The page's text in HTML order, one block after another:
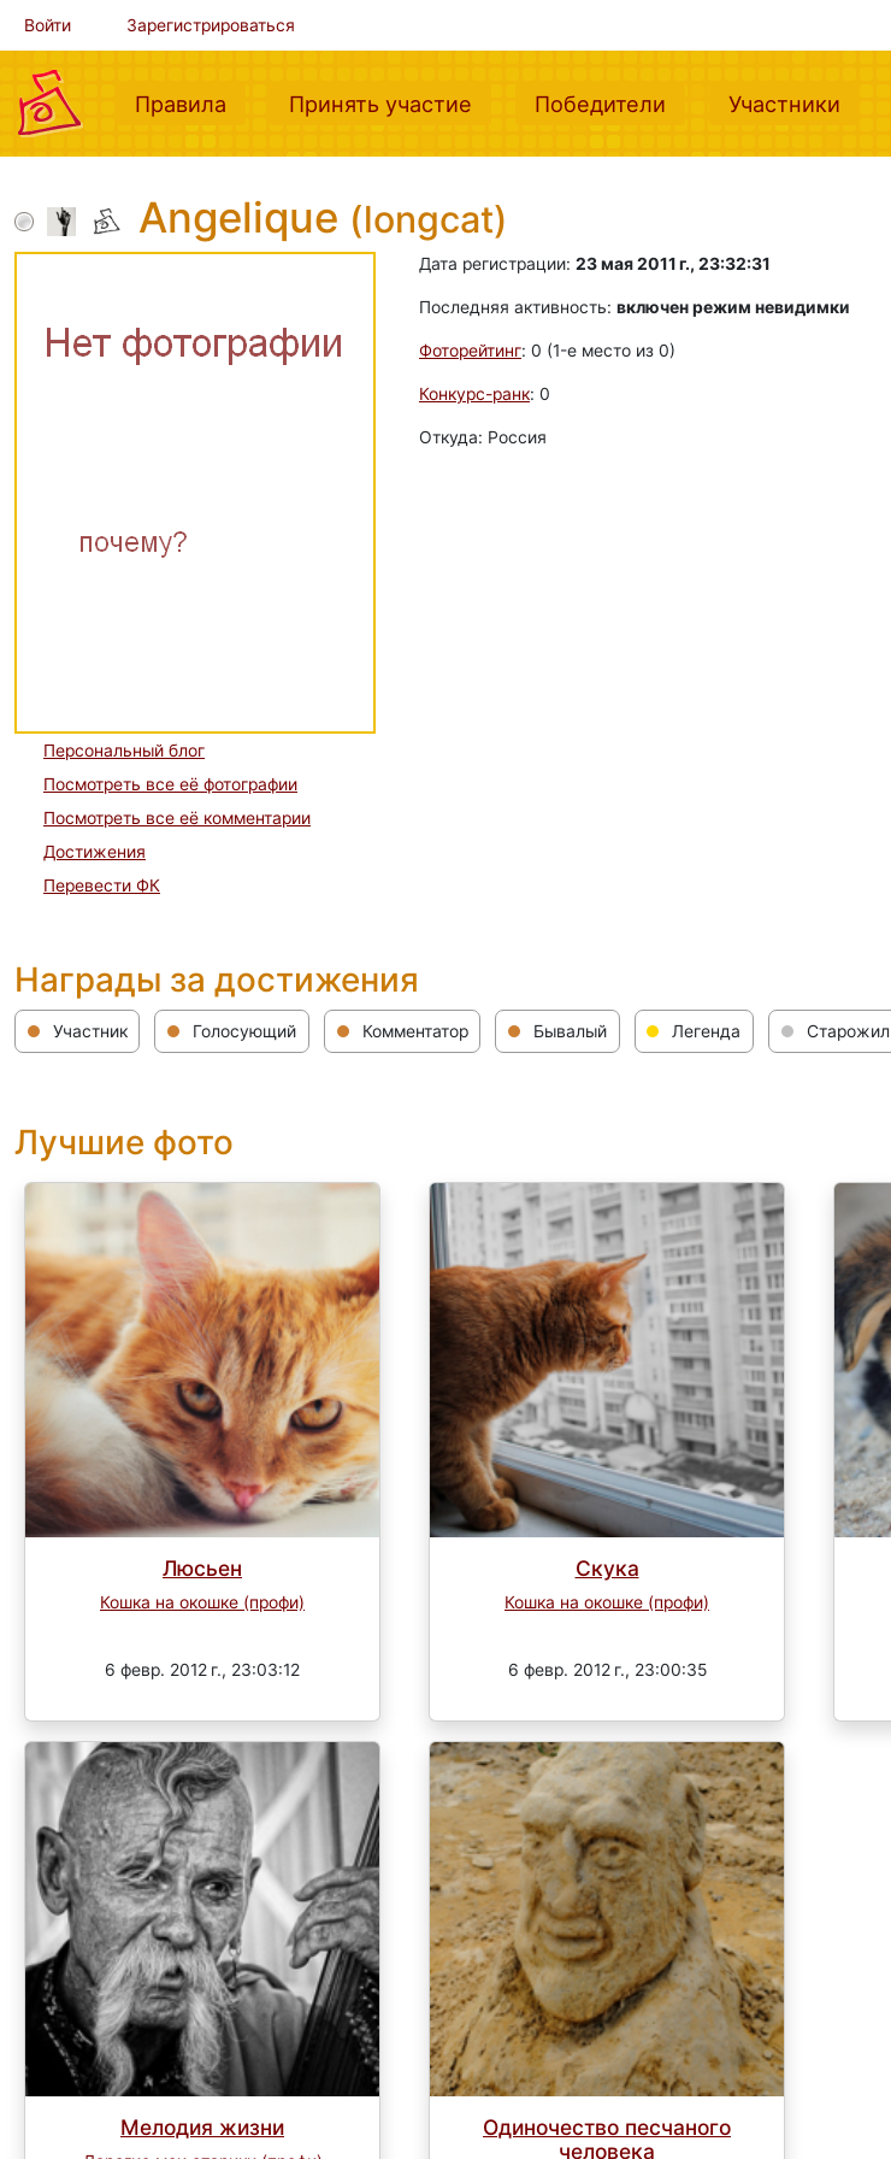
Войти Зарегистрироваться
Правила (current)Принять участие (current)Победители (current)Участники
Angelique (longcat)
Персональный блог
Посмотреть все её фотографии
Посмотреть все её комментарии
Достижения
Перевести ФК
Дата регистрации: 23 мая 2011 г., 23:32:31
Последняя активность: включен режим невидимки
Фоторейтинг: 0 (1-e место из 0)
Конкурс-ранк: 0
Откуда: Россия
Награды за достижения
Участник Голосующий Комментатор Бывалый Легенда Старожил
Лучшие фото
Люсьен
Кошка на окошке (профи)
6 февр. 2012 г., 23:03:12
Скука
Кошка на окошке (профи)
6 февр. 2012 г., 23:00:35
Мелодия жизни
Одиночество песчаного
человека